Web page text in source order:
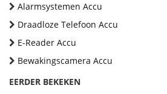
Alarmsystemen Accu
Draadloze Telefoon Accu
E-Reader Accu
Bewakingscamera Accu
EERDER BEKEKEN